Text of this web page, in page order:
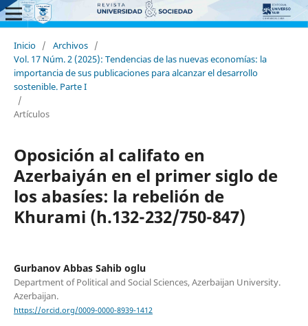
Inicio / Archivos /
Vol. 17 Núm. 2 (2025): Tendencias de las nuevas economías: la
importancia de sus publicaciones para alcanzar el desarrollo
sostenible. Parte I
/
Artículos
Oposición al califato en
Azerbaiyán en el primer siglo de
los abasíes: la rebelión de
Khurami (h.132-232/750-847)
Gurbanov Abbas Sahib oglu
Department of Political and Social Sciences, Azerbaijan University.
Azerbaijan.
https://orcid.org/0009-0000-8939-1412